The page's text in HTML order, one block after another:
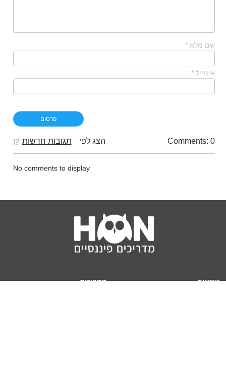
שם מלא *
אימייל *
Comments: 0 הצג לפי תגובות חדשות
No comments to display
נושאים
מדריכים